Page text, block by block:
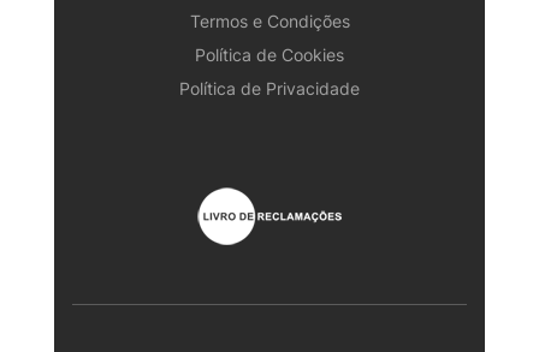
Termos e Condições
Política de Cookies
Política de Privacidade